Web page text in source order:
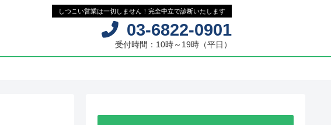
しつこい営業は⼀切しません！完全中
受付時間：10